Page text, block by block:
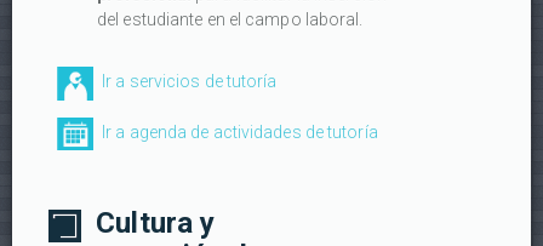
del estudiante en el campo laboral.
Ir a servicios de tutoría
Ir a agenda de actividades de tutoría
Cultura y